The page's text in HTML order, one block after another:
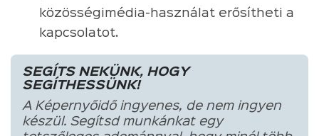
közösségimédia-használat erősítheti a
kapcsolatot.
SEGÍTS NEKÜNK, HOGY
SEGÍTHESSÜNK!
A Képernyőidő ingyenes, de nem ingyen
készül. Segítsd munkánkat egy